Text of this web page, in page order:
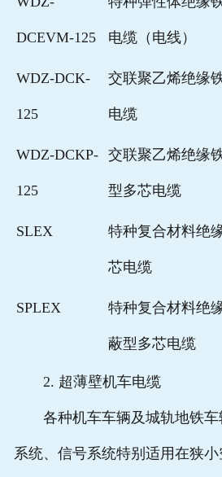
DCEVM-125 电缆（电线）
WDZ-DCK-
125
交联聚乙烯绝缘
电缆
WDZ-DCKP-
125
交联聚乙烯绝缘
型多芯电缆
SLEX 特种复合材料绝
芯电缆
SPLEX 特种复合材料绝
蔽型多芯电缆
2. 超薄壁机车电缆
各种机车车辆及城轨地铁车
系统、信号系统特别适用在狭